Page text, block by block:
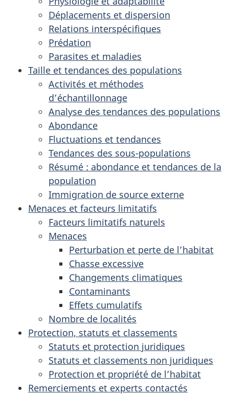
Déplacements et dispersion
Relations interspécifiques
Prédation
Parasites et maladies
Taille et tendances des populations
Activités et méthodes
d’échantillonnage
Analyse des tendances des populations
Abondance
Fluctuations et tendances
Tendances des sous-populations
Résumé : abondance et tendances de la
population
Immigration de source externe
Menaces et facteurs limitatifs
Facteurs limitatifs naturels
Menaces
Perturbation et perte de l’habitat
Chasse excessive
Changements climatiques
Contaminants
Effets cumulatifs
Nombre de localités
Protection, statuts et classements
Statuts et protection juridiques
Statuts et classements non juridiques
Protection et propriété de l’habitat
Remerciements et experts contactés